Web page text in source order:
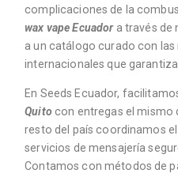
complicaciones de la
wax vape Ecuadora través de
a un catálogo curado con
internacionales que
En Seeds Ecuador,
Quitocon entregas el mismo
resto del país coordinamos
servicios de mensajería
Contamos con métodos de